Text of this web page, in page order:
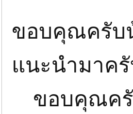
ขอบคุณครับ
แนะนำมาค
ขอบคุณค